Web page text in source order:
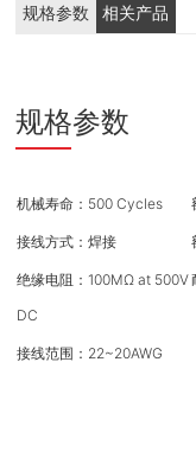
规格参数 相关产品
规格参数
机械寿命：500 Cycles
接线方式：焊接
绝缘电阻：100MΩ at 500V
DC
接线范围：22~20AWG